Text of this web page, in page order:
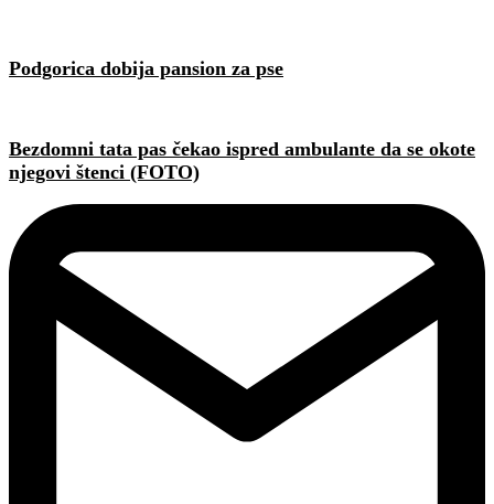
Podgorica dobija pansion za pse
Bezdomni tata pas čekao ispred ambulante da se okote
njegovi štenci (FOTO)